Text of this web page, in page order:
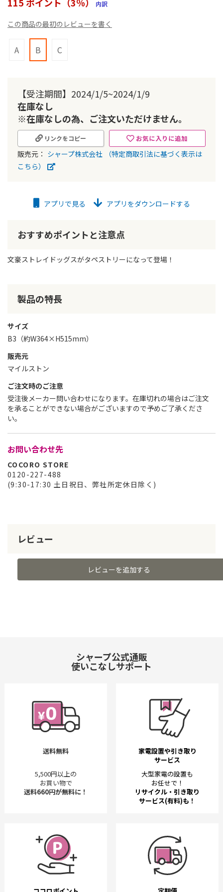
内訳
この商品の最初のレビューを書く
A B C
【受注期間】2024/1/5~2024/1/9
在庫なし
※在庫なしの為、ご注文いただけません。
お気に入りに追加
リンクをコピー
販売元： シャープ株式会社
（特定商取引法に基づく表示は
こちら）
ー
最
に
アプリで見る アプリをダウンロードする
おすすめポイントと注意点
文豪ストレイドッグスがタペストリーになって登場！
製品の特長
サイズ
B3（約W364×H515mm）
販売元
マイルストン
ご注文時のご注意
受注後メーカー問い合わせになります。在庫切れの場合はご注文
を承ることができない場合がございますので予めご了承くださ
い。
お問い合わせ先
COCORO STORE
0120-227-488
(9:30-17:30 土日祝日、弊社所定休日除く)
レビュー
レビューを追加する
シャープ公式通販
使いこなしサポート
送料無料
5,500円以上の
お買い物で
送料660円が無料に！
家電設置や引き取り
サービス
大型家電の設置も
お任せで！
リサイクル・引き取り
サービス(有料)も！